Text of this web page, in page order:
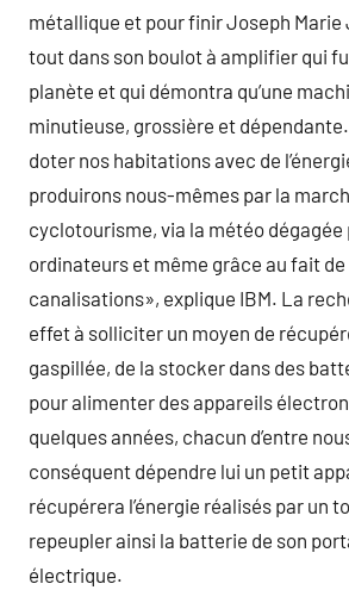
métallique et pour finir Joseph Marie
tout dans son boulot à amplifier qui
planète et qui démontra qu’une
minutieuse, grossière et
doter nos habitations avec de
produirons nous-mêmes par la
cyclotourisme, via la météo dégagée
ordinateurs et même grâce au fait de
canalisations», explique IBM. La
effet à solliciter un moyen de
gaspillée, de la stocker dans des
pour alimenter des appareils
quelques années, chacun d’entre
conséquent dépendre lui un petit
récupérera l’énergie réalisés par un
repeupler ainsi la batterie de son
électrique.